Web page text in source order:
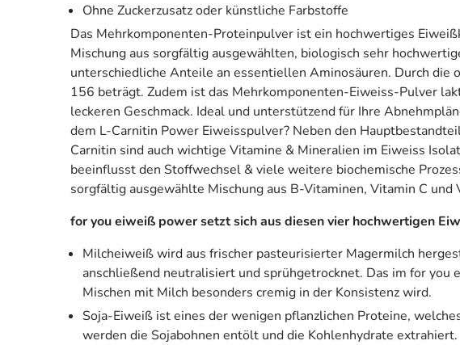
Ohne Zuckerzusatz oder künstliche Farbstoffe
Das Mehrkomponenten-Proteinpulver ist ein hochwertiges
Mischung aus sorgfältig ausgewählten, biologisch sehr
unterschiedliche Anteile an essentiellen Aminosäuren. Durch
156 beträgt. Zudem ist das Mehrkomponenten-Eiweiss-Pulver
leckeren Geschmack. Ideal und unterstützend für Ihre
dem L-Carnitin Power Eiweisspulver? Neben den
Carnitin sind auch wichtige Vitamine & Mineralien im Eiweiss
beeinflusst den Stoffwechsel & viele weitere biochemische
sorgfältig ausgewählte Mischung aus B-Vitaminen, Vitamin C und
for you eiweiß power setzt sich aus diesen vier hochwertigen
Milcheiweiß wird aus frischer pasteurisierter Magermilch
anschließend neutralisiert und sprühgetrocknet. Das im for
Mischen mit Milch besonders cremig in der Konsistenz wird.
Soja-Eiweiß ist eines der wenigen pflanzlichen Proteine,
werden die Sojabohnen entölt und die Kohlenhydrate extrahiert.